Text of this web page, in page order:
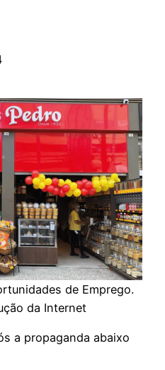
de Emprego.
da Internet
a propaganda abaixo